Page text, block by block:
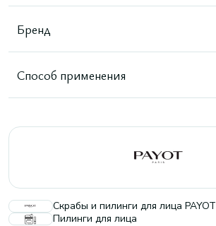
Бренд
Способ применения
Скрабы и пилинги для лица PAYOT
Пилинги для лица